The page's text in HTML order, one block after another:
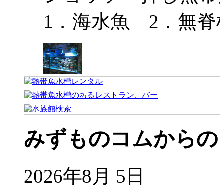
1．海水魚 2．無脊
みずものコムから
2026年8月 5日